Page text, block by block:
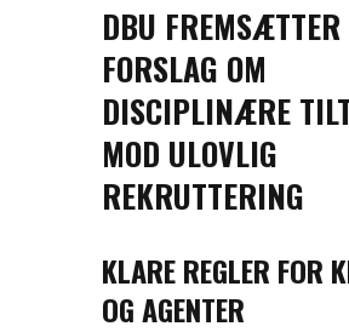
DBU FREMSÆTTER
FORSLAG OM
DISCIPLINÆRE
MOD ULOVLIG
REKRUTTERING
KLARE REGLER FOR
OG AGENTER